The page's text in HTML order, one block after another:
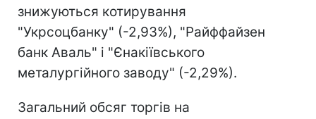
знижуються котирування
"Укрсоцбанку" (-2,93%), "Райффайзен
банк Аваль" і "Єнакіївського
металургійного заводу" (-2,29%).
Загальний обсяг торгів на